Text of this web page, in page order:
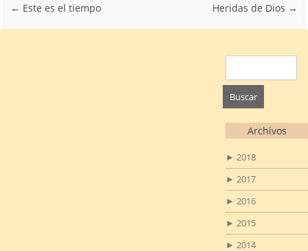
Post navigation
← Este es el tiempo Heridas de Dios →
Archivos
► 2018
► 2017
► 2016
► 2015
► 2014